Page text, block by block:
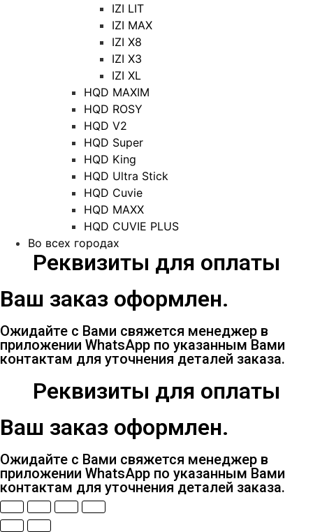
IZI LIT
IZI MAX
IZI X8
IZI X3
IZI XL
HQD MAXIM
HQD ROSY
HQD V2
HQD Super
HQD King
HQD Ultra Stick
HQD Cuvie
HQD MAXX
HQD CUVIE PLUS
Во всех городах
Реквизиты для оплаты
Ваш заказ оформлен.
Ожидайте с Вами свяжется менеджер в
приложении WhatsApp по указанным Вами
контактам для уточнения деталей заказа.
Реквизиты для оплаты
Ваш заказ оформлен.
Ожидайте с Вами свяжется менеджер в
приложении WhatsApp по указанным Вами
контактам для уточнения деталей заказа.